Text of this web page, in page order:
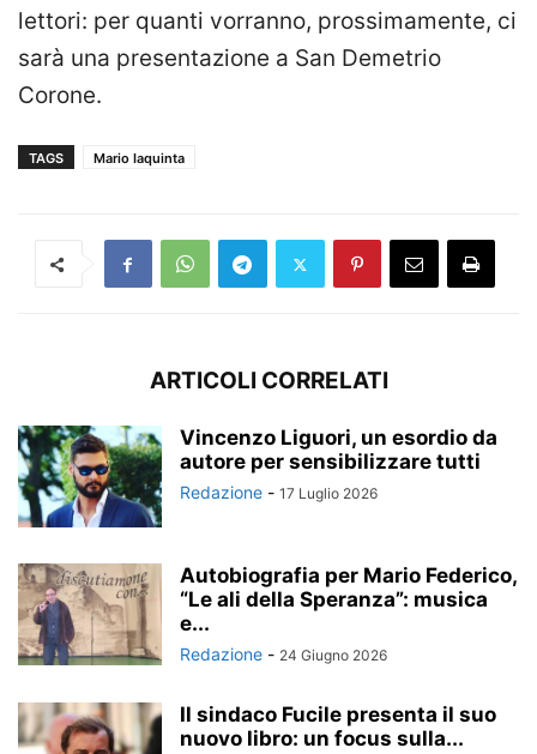
lettori: per quanti vorranno, prossimamente, ci
sarà una presentazione a San Demetrio
Corone.
TAGS Mario Iaquinta
ARTICOLI CORRELATI
Vincenzo Liguori, un esordio da
autore per sensibilizzare tutti
Redazione - 17 Luglio 2026
Autobiografia per Mario Federico,
“Le ali della Speranza”: musica
e...
Redazione - 24 Giugno 2026
Il sindaco Fucile presenta il suo
nuovo libro: un focus sulla...